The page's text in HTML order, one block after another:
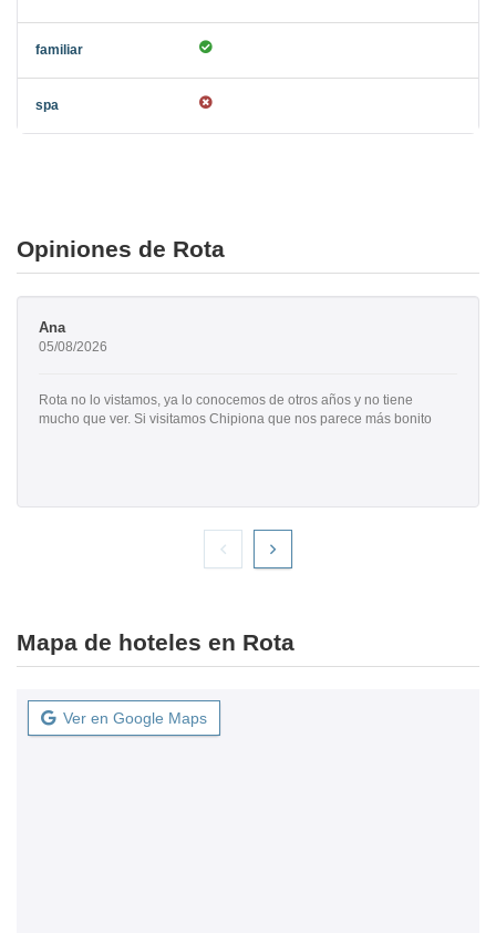
Opiniones de Rota
Ana
05/08/2026
Rota no lo vistamos, ya lo conocemos de otros años y no tiene
mucho que ver. Si visitamos Chipiona que nos parece más bonito
Mapa de hoteles en Rota
Ver en Google Maps